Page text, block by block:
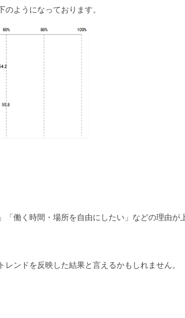
ようになっております。
働く時間・場所を自由にしたい」などの理由が
ンドを反映した結果と言えるかもしれません。